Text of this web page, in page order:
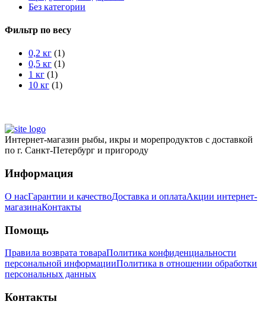
Без категории
Фильтр по весу
0,2 кг (1)
0,5 кг (1)
1 кг (1)
10 кг (1)
Интернет-магазин рыбы, икры и морепродуктов с доставкой
по г. Санкт-Петербург и пригороду
Информация
О насГарантии и качествоДоставка и оплатаАкции интернет-
магазинаКонтакты
Помощь
Правила возврата товараПолитика конфиденциальности
персональной информацииПолитика в отношении обработки
персональных данных
Контакты